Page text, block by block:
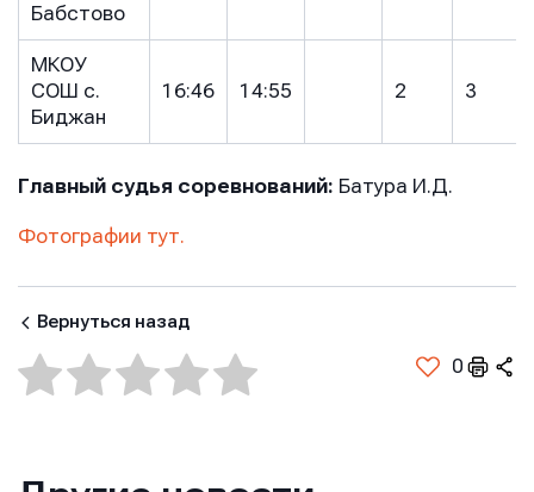
Бабстово
МКОУ
СОШ с.
Биджан
16:46 14:55 2 3
Главный судья соревнований: Батура И.Д.
Фотографии тут.
Вернуться назад
0
условиями обработки персональных данных
условиями обработки персональных данных
Нажимая кнопку “Отправить”, вы соглашаетесь с
условиями обработки персональных данных